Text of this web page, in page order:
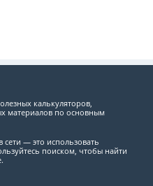
калькуляторов,
материалов по основным
сети — это использовать
поиском, чтобы найти